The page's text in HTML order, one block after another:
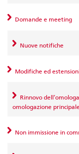
Domande e meeting
Nuove notifiche
Modifiche ed
Rinnovo
omologazione
Non immissione in